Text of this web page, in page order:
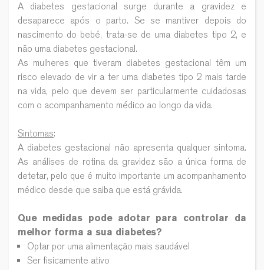
A diabetes gestacional surge durante a gravidez e
desaparece após o parto. Se se mantiver depois do
nascimento do bebé, trata-se de uma diabetes tipo 2, e
não uma diabetes gestacional.
As mulheres que tiveram diabetes gestacional têm um
risco elevado de vir a ter uma diabetes tipo 2 mais tarde
na vida, pelo que devem ser particularmente cuidadosas
com o acompanhamento médico ao longo da vida.
Sintomas:
A diabetes gestacional não apresenta qualquer sintoma.
As análises de rotina da gravidez são a única forma de
detetar, pelo que é muito importante um acompanhamento
médico desde que saiba que está grávida.
Que medidas pode adotar para controlar da
melhor forma a sua diabetes?
Optar por uma alimentação mais saudável
Ser fisicamente ativo